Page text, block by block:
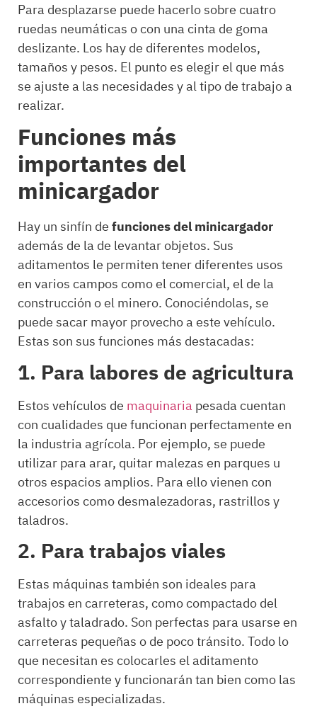
Para desplazarse puede hacerlo sobre cuatro
ruedas neumáticas o con una cinta de goma
deslizante. Los hay de diferentes modelos,
tamaños y pesos. El punto es elegir el que más
se ajuste a las necesidades y al tipo de trabajo a
realizar.
Funciones más
importantes del
minicargador
Hay un sinfín defunciones del minicargador
además de la de levantar objetos. Sus
aditamentos le permiten tener diferentes usos
en varios campos como el comercial, el de la
construcción o el minero. Conociéndolas, se
puede sacar mayor provecho a este vehículo.
Estas son sus funciones más destacadas:
1. Para labores de agricultura
Estos vehículos de maquinaria pesada cuentan
con cualidades que funcionan perfectamente en
la industria agrícola. Por ejemplo, se puede
utilizar para arar, quitar malezas en parques u
otros espacios amplios. Para ello vienen con
accesorios como desmalezadoras, rastrillos y
taladros.
2. Para trabajos viales
Estas máquinas también son ideales para
trabajos en carreteras, como compactado del
asfalto y taladrado. Son perfectas para usarse en
carreteras pequeñas o de poco tránsito. Todo lo
que necesitan es colocarles el aditamento
correspondiente y funcionarán tan bien como las
máquinas especializadas.